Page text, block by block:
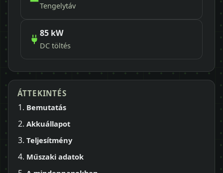
Tengelytáv
85 kW
DC töltés
ÁTTEKINTÉS
Bemutatás
Akkuállapot
Teljesítmény
Műszaki adatok